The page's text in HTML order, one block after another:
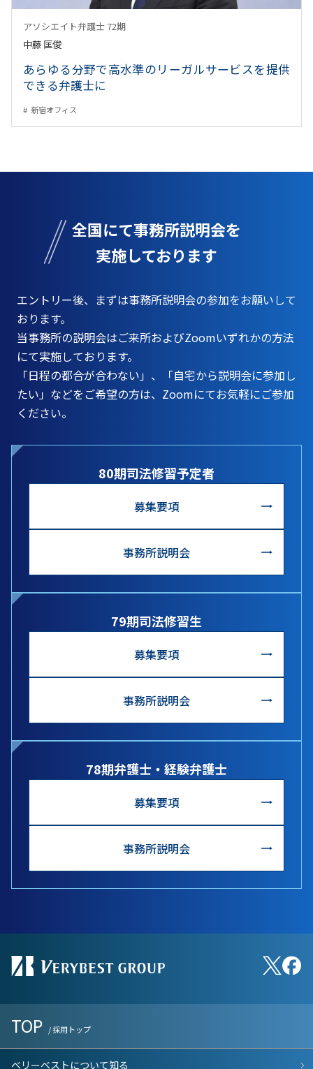
アソシエイト弁護士 72期
中藤 匡俊
あらゆる分野で高水準のリーガルサービスを提供
できる弁護士に
新宿オフィス
全国にて事務所説明会を
実施しております
エントリー後、まずは事務所説明会の参加をお願いして
おります。
当事務所の説明会はご来所およびZoomいずれかの方法
にて実施しております。
「日程の都合が合わない」、
「自宅から説明会に参加し
たい」などをご希望の方は、Zoomにてお気軽にご参加
ください。
80期司法修習予定者
募集要項
事務所説明会
79期司法修習生
募集要項
事務所説明会
78期弁護士・経験弁護士
募集要項
事務所説明会
TOP / 採用トップ
ベリーベストについて知る